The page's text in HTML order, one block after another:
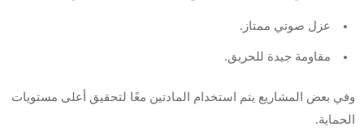
عزل صوتي ممتاز.
مقاومة جيدة للحريق.
وفي بعض المشاريع يتم استخدام المادتين معًا لتحقيق أعلى مستويات
الحماية.